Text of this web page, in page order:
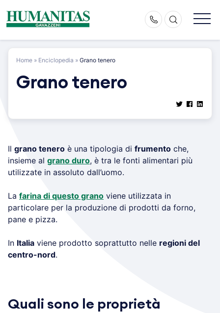
content
Home » Enciclopedia » Grano tenero
Grano tenero
Il grano tenero è una tipologia di frumento che,
insieme al grano duro, è tra le fonti alimentari più
utilizzate in assoluto dall’uomo.
La farina di questo grano viene utilizzata in
particolare per la produzione di prodotti da forno,
pane e pizza.
In Italia viene prodotto soprattutto nelle regioni del
centro-nord.
Quali sono le proprietà